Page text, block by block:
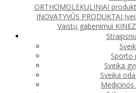
ORTHOMOLEKULINIAI
INOVATYVŪS PRODUKTAI
Vaistų gabenimui
Sporto
Sveika
Sveika
Medicinos